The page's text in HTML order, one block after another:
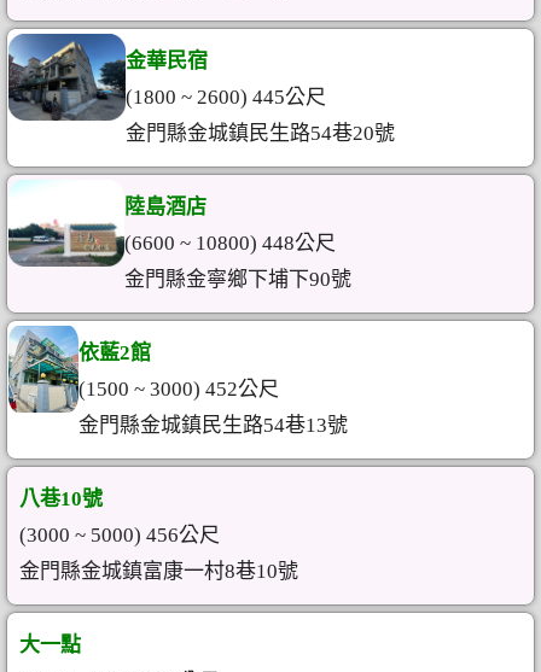
金華民宿
(1800 ~ 2600) 445公尺
金門縣金城鎮民生路54巷20號
陸島酒店
(6600 ~ 10800) 448公尺
金門縣金寧鄉下埔下90號
依藍2館
(1500 ~ 3000) 452公尺
金門縣金城鎮民生路54巷13號
八巷10號
(3000 ~ 5000) 456公尺
金門縣金城鎮富康一村8巷10號
大一點